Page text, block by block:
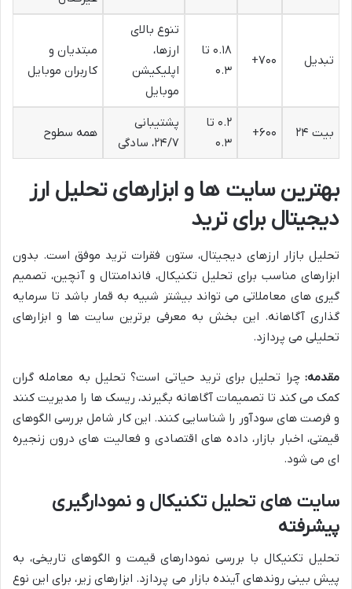
تبدیل ۷۰۰+
۰.۱۸ تا
۰.۳
تنوع بالای
ارزها،
اپلیکیشن
موبایل
مبتدیان و
کاربران موبایل
بیت ۲۴ ۶۰۰+
۰.۲ تا
۰.۳
پشتیبانی
۲۴/۷، سادگی
همه سطوح
بهترین سایت ها و ابزارهای تحلیل ارز
دیجیتال برای ترید
تحلیل بازار ارزهای دیجیتال، ستون فقرات ترید موفق است. بدون
ابزارهای مناسب برای تحلیل تکنیکال، فاندامنتال و آنچین، تصمیم
گیری های معاملاتی می تواند بیشتر شبیه به قمار باشد تا سرمایه
گذاری آگاهانه. این بخش به معرفی برترین سایت ها و ابزارهای
تحلیلی می پردازد.
مقدمه: چرا تحلیل برای ترید حیاتی است؟ تحلیل به معامله گران
کمک می کند تا تصمیمات آگاهانه بگیرند، ریسک ها را مدیریت کنند
و فرصت های سودآور را شناسایی کنند. این کار شامل بررسی الگوهای
قیمتی، اخبار بازار، داده های اقتصادی و فعالیت های درون زنجیره
ای می شود.
سایت های تحلیل تکنیکال و نمودارگیری
پیشرفته
تحلیل تکنیکال با بررسی نمودارهای قیمت و الگوهای تاریخی، به
پیش بینی روندهای آینده بازار می پردازد. ابزارهای زیر، برای این نوع